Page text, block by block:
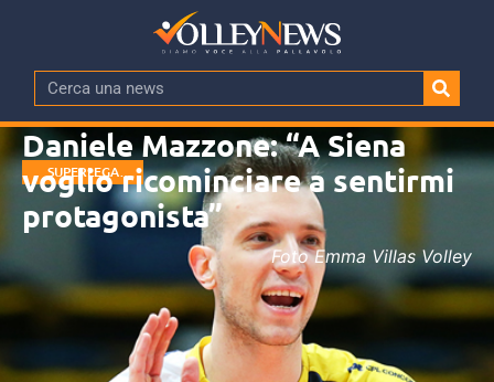
SUPERLEGA
MASCHILE
Daniele Mazzone: “A Siena
voglio ricominciare a sentirmi
protagonista”
Foto Emma Villas Volley